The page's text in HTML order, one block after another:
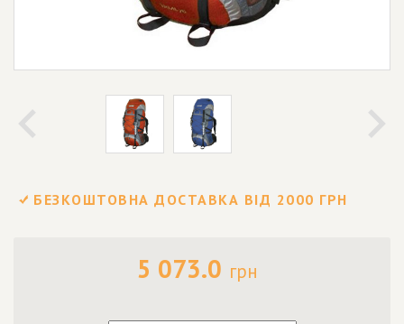
БЕЗКОШТОВНА ДОСТАВКА ВІД 2000 ГРН
5 073.0 грн